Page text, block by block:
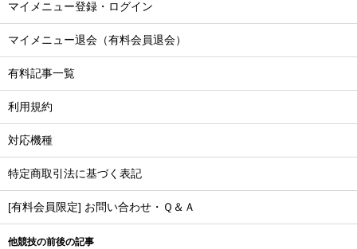
マイメニュー登録・ログイン
マイメニュー退会（有料会員退会）
有料記事一覧
利用規約
対応機種
特定商取引法に基づく表記
[有料会員限定] お問い合わせ・Ｑ＆Ａ
他競技の前後の記事